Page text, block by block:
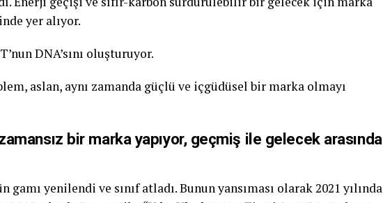
yer alıyor.
DNA’sını oluşturuyor.
aslan, aynı zamanda güçlü ve içgüdüsel bir marka olmayı
zamansız bir marka yapıyor, geçmiş ile gelecek arasında
gamı yenilendi ve sınıf atladı. Bunun yansıması olarak 2021 yılında